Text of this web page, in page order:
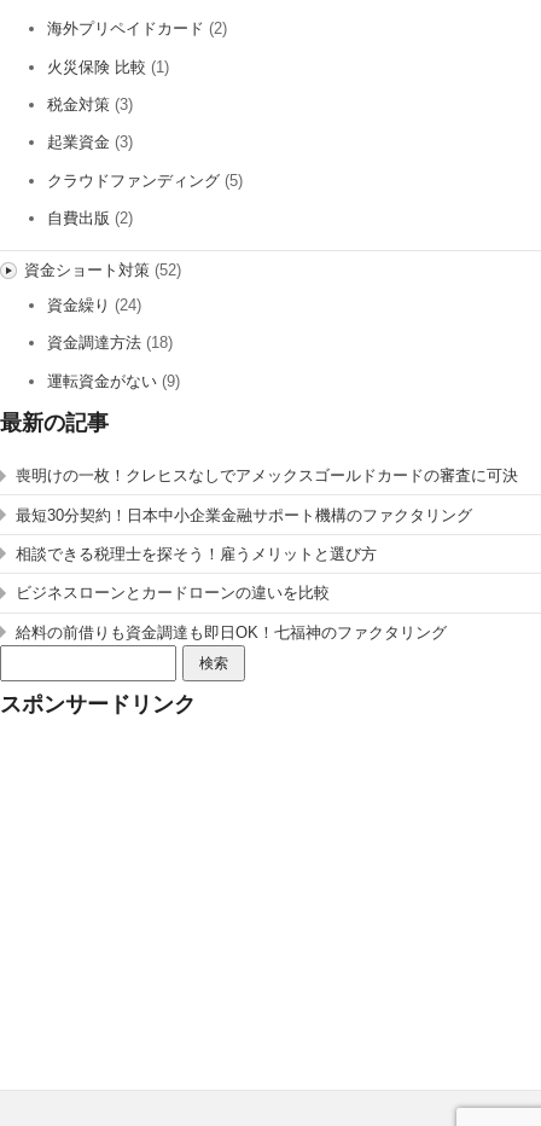
海外プリペイドカード (2)
火災保険 比較 (1)
税金対策 (3)
起業資金 (3)
クラウドファンディング (5)
自費出版 (2)
資金ショート対策(52)
資金繰り (24)
資金調達方法 (18)
運転資金がない (9)
最新の記事
喪明けの一枚！クレヒスなしでアメックスゴールドカードの審査に可決
最短30分契約！日本中小企業金融サポート機構のファクタリング
相談できる税理士を探そう！雇うメリットと選び方
ビジネスローンとカードローンの違いを比較
給料の前借りも資金調達も即日OK！七福神のファクタリング
索:
スポンサードリンク